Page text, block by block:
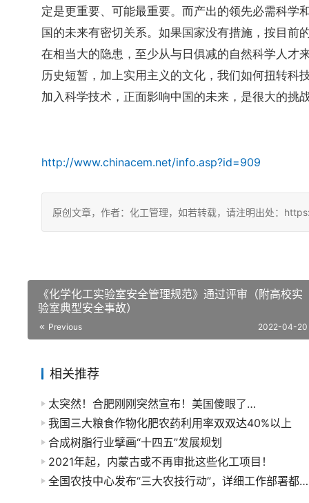
定是更重要、可能最重要。而产出的领先必需科学
国的未来有密切关系。如果国家没有措施，按目前
在相当大的隐患，至少从与日俱减的自然科学人才
历史短暂，加上实用主义的文化，我们如何扭转科
加入科学技术，正面影响中国的未来，是很大的挑
http://www.chinacem.net/info.asp?id=909
原创文章，作者：化工管理，如若转载，请注明出处：
《化学化工实验室安全管理规范》通过评审（附高校实
验室典型安全事故）
Previous 2022-04-20
相关推荐
太突然！合肥刚刚突然宣布！美国傻眼了…
我国三大粮食作物化肥农药利用率双双达40%以上
合成树脂行业擘画“十四五”发展规划
2021年起，内蒙古或不再审批这些化工项目！
全国农技中心发布“三大农技行动”，详细工作部署都在这里了！